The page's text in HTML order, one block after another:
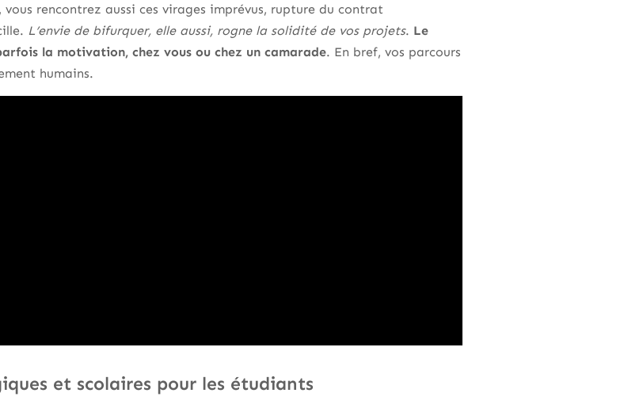
vous rencontrez aussi ces virages imprévus, rupture du contrat
L’envie de bifurquer, elle aussi, rogne la solidité de vos projets. Le
la motivation, chez vous ou chez un camarade. En bref, vos parcours
humains.
et scolaires pour les étudiants